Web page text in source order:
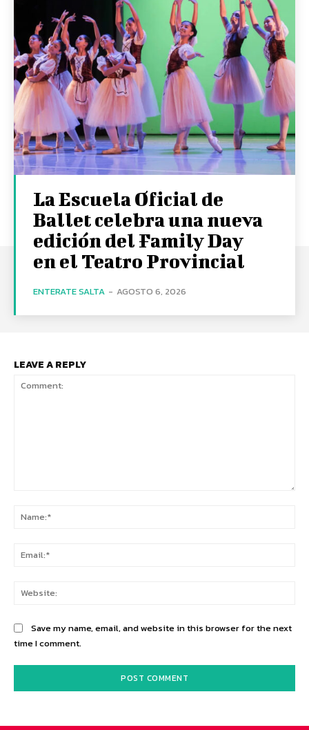
La Escuela Oficial de
Ballet celebra una nueva
edición del Family Day
en el Teatro Provincial
ENTERATE SALTA - AGOSTO 6, 2026
LEAVE A REPLY
Save my name, email, and website in this browser for the next
time I comment.